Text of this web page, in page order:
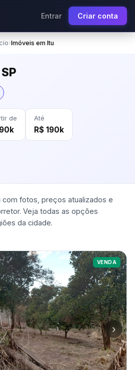
Entrar Criar conta
›Imóveis em Itu
de Até
R$ 190k
com fotos, preços atualizados e
Veja todas as opções
da cidade.
VENDA
›